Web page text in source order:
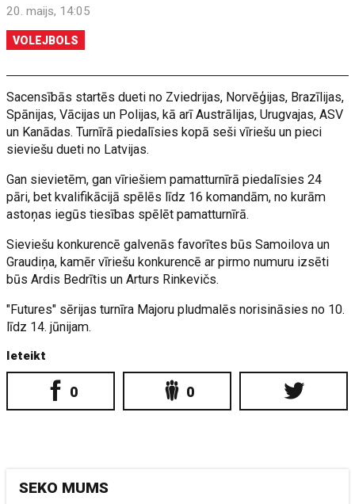
20. maijs, 14:05
VOLEJBOLS
Sacensībās startēs dueti no Zviedrijas, Norvēģijas, Brazīlijas,
Spānijas, Vācijas un Polijas, kā arī Austrālijas, Urugvajas, ASV
un Kanādas. Turnīrā piedalīsies kopā seši vīriešu un pieci
sieviešu dueti no Latvijas.
Gan sievietēm, gan vīriešiem pamatturnīrā piedalīsies 24
pāri, bet kvalifikācijā spēlēs līdz 16 komandām, no kurām
astoņas iegūs tiesības spēlēt pamatturnīrā.
Sieviešu konkurencē galvenās favorītes būs Samoilova un
Graudiņa, kamēr vīriešu konkurencē ar pirmo numuru izsēti
būs Ardis Bedrītis un Arturs Rinkevičs.
"Futures" sērijas turnīra Majoru pludmalēs norisināsies no 10.
līdz 14. jūnijam.
Ieteikt
0 0
SEKO MUMS